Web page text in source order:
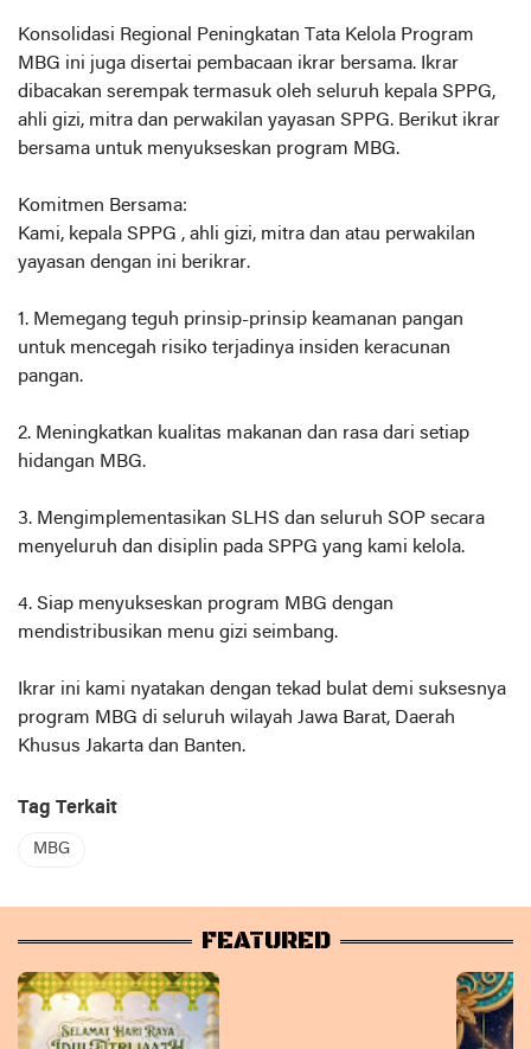
Konsolidasi Regional Peningkatan Tata Kelola Program
MBG ini juga disertai pembacaan ikrar bersama. Ikrar
dibacakan serempak termasuk oleh seluruh kepala SPPG,
ahli gizi, mitra dan perwakilan yayasan SPPG. Berikut ikrar
bersama untuk menyukseskan program MBG.
Komitmen Bersama:
Kami, kepala SPPG , ahli gizi, mitra dan atau perwakilan
yayasan dengan ini berikrar.
1. Memegang teguh prinsip-prinsip keamanan pangan
untuk mencegah risiko terjadinya insiden keracunan
pangan.
2. Meningkatkan kualitas makanan dan rasa dari setiap
hidangan MBG.
3. Mengimplementasikan SLHS dan seluruh SOP secara
menyeluruh dan disiplin pada SPPG yang kami kelola.
4. Siap menyukseskan program MBG dengan
mendistribusikan menu gizi seimbang.
Ikrar ini kami nyatakan dengan tekad bulat demi suksesnya
program MBG di seluruh wilayah Jawa Barat, Daerah
Khusus Jakarta dan Banten.
Tag Terkait
MBG
FEATURED